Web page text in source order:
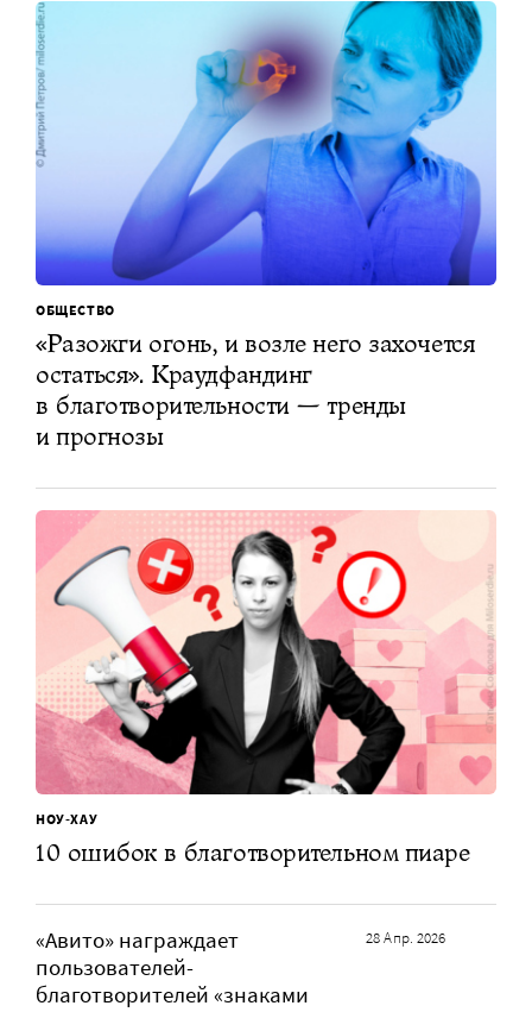
ОБЩЕСТВО
«Разожги огонь, и возле него захочется
остаться». Краудфандинг
в благотворительности — тренды
и прогнозы
НОУ-ХАУ
10 ошибок в благотворительном пиаре
«Авито» награждает
пользователей-
благотворителей «знаками
28 Апр. 2026